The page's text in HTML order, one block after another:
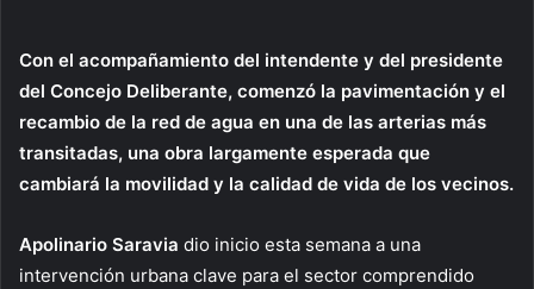
Con el acompañamiento del intendente y del presidente
del Concejo Deliberante, comenzó la pavimentación y el
recambio de la red de agua en una de las arterias más
transitadas, una obra largamente esperada que
cambiará la movilidad y la calidad de vida de los vecinos.
Apolinario Saravia dio inicio esta semana a una
intervención urbana clave para el sector comprendido